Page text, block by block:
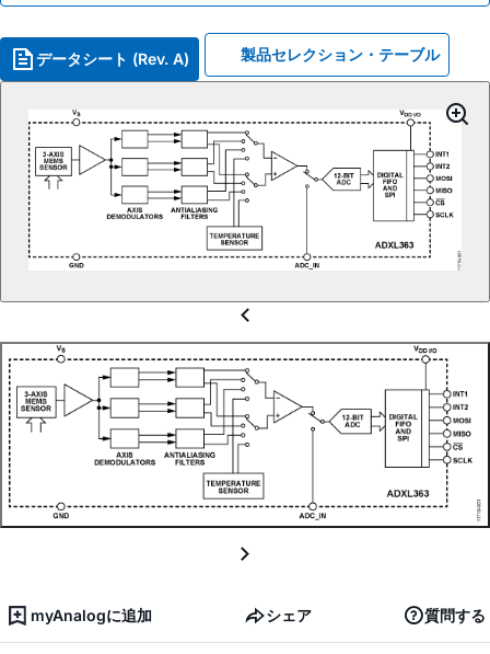
データシート (Rev. A) 製品セレクション・テーブル
myAnalogに追加 シェア 質問する